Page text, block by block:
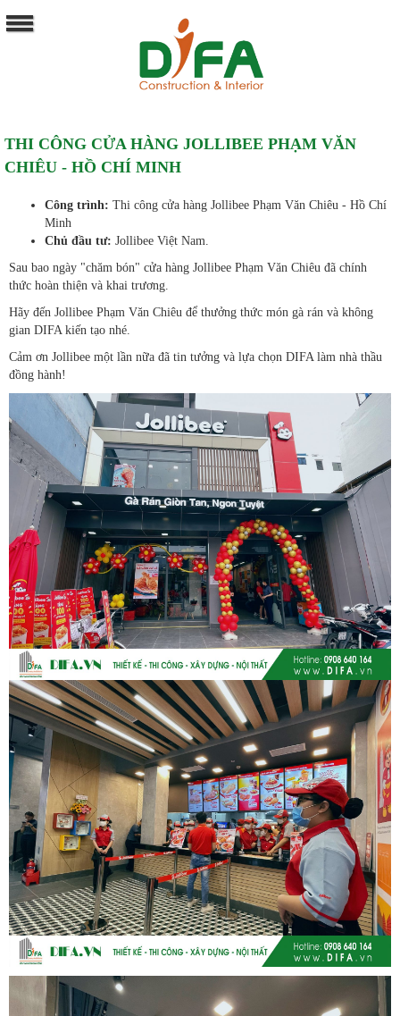
THI CÔNG CỬA HÀNG JOLLIBEE PHẠM VĂN
CHIÊU - HỒ CHÍ MINH
Công trình: Thi công cửa hàng Jollibee Phạm Văn Chiêu - Hồ Chí
Minh
Chủ đầu tư: Jollibee Việt Nam.
Sau bao ngày "chăm bón" cửa hàng Jollibee Phạm Văn Chiêu đã chính
thức hoàn thiện và khai trương.
Hãy đến Jollibee Phạm Văn Chiêu để thưởng thức món gà rán và không
gian DIFA kiến tạo nhé.
Cảm ơn Jollibee một lần nữa đã tin tưởng và lựa chọn DIFA làm nhà thầu
đồng hành!